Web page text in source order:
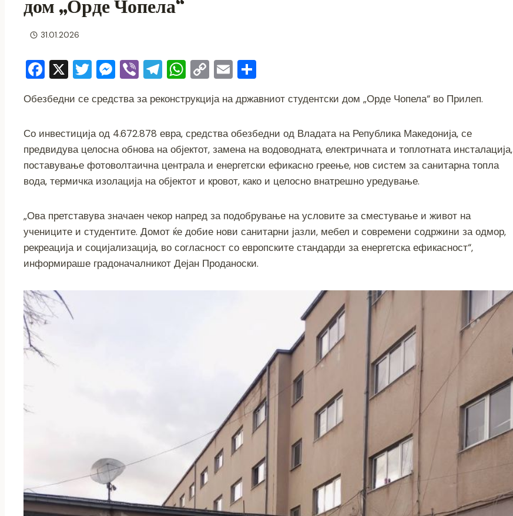
дом „Орде Чопела“
31.01.2026
F
c
e
b
o
o
X T
tt
er
M
ss
e
n
g
er
Vi
er
T
e
gr
a
m
W
at
s
A
p
p
C
p
y
Li
n
k
E
ai
l
ar
e
Обезбедни се средства за реконструкција на државниот студентски дом „Орде Чопела“ во Прилеп.
Со инвестиција од 4.672.878 евра, средства обезбедни од Владата на Република Македонија, се
предвидува целосна обнова на објектот, замена на водоводната, електричната и топлотната инсталација,
поставување фотоволтаична централа и енергетски ефикасно греење, нов систем за санитарна топла
вода, термичка изолација на објектот и кровот, како и целосно внатрешно уредување.
„Ова претставува значаен чекор напред за подобрување на условите за сместување и живот на
учениците и студентите. Домот ќе добие нови санитарни јазли, мебел и современи содржини за одмор,
рекреација и социјализација, во согласност со европските стандарди за енергетска ефикасност“,
информираше градоначалникот Дејан Проданоски.